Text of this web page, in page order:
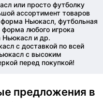
или просто футболку
ассортимент товаров
Ньюкасл, футбольная
любого игрока
и др.
с доставкой по всей
с высоким
перед покупкой!
предложения в